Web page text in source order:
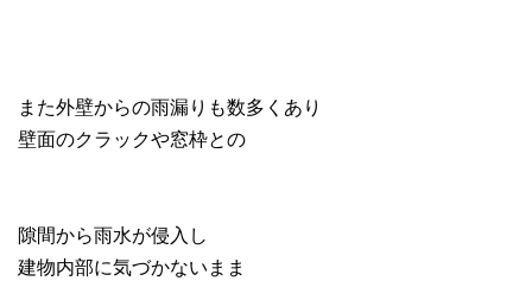
また外壁からの雨漏りも数多くあり
壁面のクラックや窓枠との
隙間から雨水が侵入し
建物内部に気づかないまま